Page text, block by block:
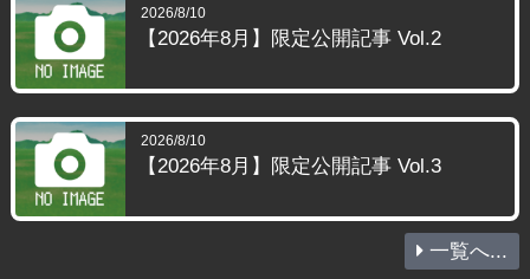
2026/8/10
【2026年8月】限定公開記事 Vol.2
2026/8/10
【2026年8月】限定公開記事 Vol.3
一覧へ...